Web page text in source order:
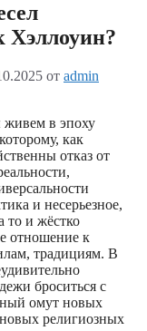
Хэллоуин?
от admin
в эпоху
как
отказ от
и несерьезное,
то и жёстко
отношение к
традициям. В
броситься с
омут новых
религиозных